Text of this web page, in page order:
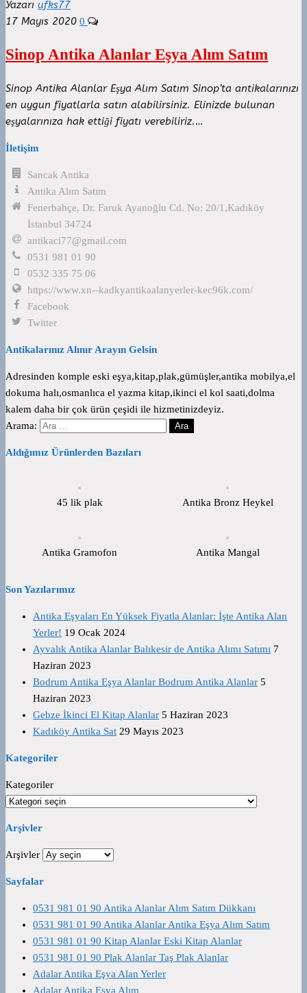
Yazarı ufks77
17 Mayıs 2020 0
Sinop Antika Alanlar Eşya Alım Satım
Sinop Antika Alanlar Eşya Alım Satım Sinop’ta antikalarınızı
en uygun fiyatlarla satın alabilirsiniz. Elinizde bulunan
eşyalarınıza hak ettiği fiyatı verebiliriz.…
İletişim
Sancak Antika
Antika Alım Satım
Fenerbahçe, Dr. Faruk Ayanoğlu Cd. No: 20/1,Kadıköy
İstanbul 34724
antikaci77@gmail.com
0531 981 01 90
0532 335 75 06
https://www.xn--kadkyantikaalanyerler-kec96k.com/
Facebook
Twitter
Antikalarınız Alınır Arayın Gelsin
Adresinden komple eski eşya,kitap,plak,gümüşler,antika mobilya,el
dokuma halı,osmanlıca el yazma kitap,ikinci el kol saati,dolma
kalem daha bir çok ürün çeşidi ile hizmetinizdeyiz.
Arama:
Aldığımız Ürünlerden Bazıları
45 lik plak Antika Bronz Heykel
Antika Gramofon Antika Mangal
Son Yazılarımız
Antika Eşyaları En Yüksek Fiyatla Alanlar: İşte Antika Alan
Yerler! 19 Ocak 2024
Ayvalık Antika Alanlar Balıkesir de Antika Alımı Satımı 7
Haziran 2023
Bodrum Antika Eşya Alanlar Bodrum Antika Alanlar 5
Haziran 2023
Gebze İkinci El Kitap Alanlar 5 Haziran 2023
Kadıköy Antika Sat 29 Mayıs 2023
Kategoriler
Kategoriler
Arşivler
Arşivler
Sayfalar
0531 981 01 90 Antika Alanlar Alım Satım Dükkanı
0531 981 01 90 Antika Alanlar Antika Eşya Alım Satım
0531 981 01 90 Kitap Alanlar Eski Kitap Alanlar
0531 981 01 90 Plak Alanlar Taş Plak Alanlar
Adalar Antika Eşya Alan Yerler
Adalar Antika Eşya Alım